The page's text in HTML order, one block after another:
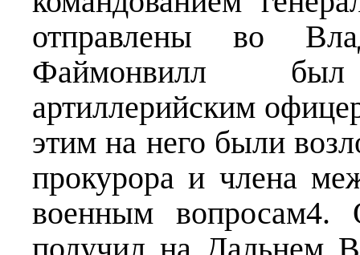
отправлены во
Файмонвилл
артиллерийским
этим на него были
прокурора и члена
военным